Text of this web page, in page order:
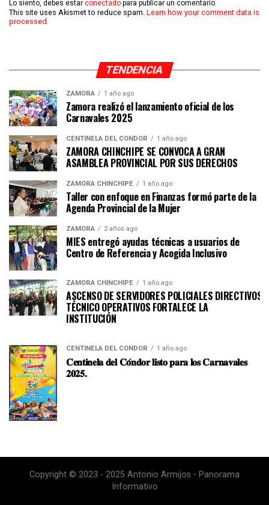
Lo siento, debes estar conectado para publicar un comentario.
This site uses Akismet to reduce spam. Learn how your comment data is
processed.
TENDENCIA
ZAMORA 1 año ago
Zamora realizó el lanzamiento oficial de los
Carnavales 2025
CENTINELA DEL CÓNDOR 1 año ago
ZAMORA CHINCHIPE SE CONVOCA A GRAN
ASAMBLEA PROVINCIAL POR SUS DERECHOS
ZAMORA CHINCHIPE 1 año ago
Taller con enfoque en Finanzas formó parte de la
Agenda Provincial de la Mujer
ZAMORA 2 años ago
MIES entregó ayudas técnicas a usuarios de
Centro de Referencia y Acogida Inclusivo
ZAMORA CHINCHIPE 1 año ago
ASCENSO DE SERVIDORES POLICIALES DIRECTIVOS Y
TÉCNICO OPERATIVOS FORTALECE LA
CENTINELA DEL CÓNDOR 1 año ago
𝐂𝐞𝐧𝐭𝐢𝐧𝐞𝐥𝐚 𝐝𝐞𝐥 𝐂𝐨́𝐧𝐝𝐨𝐫 𝐥𝐢𝐬𝐭𝐨 𝐩𝐚𝐫𝐚 𝐥𝐨𝐬 𝐂𝐚𝐫𝐧𝐚𝐯𝐚𝐥𝐞𝐬
𝟐𝟎𝟐𝟓.
Copyright © 2023 - 2025 Antonio Armijos - Panorama
Informativo